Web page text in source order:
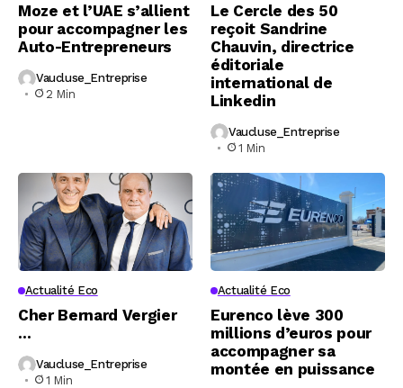
Moze et l’UAE s’allient
pour accompagner les
Auto-Entrepreneurs
Vaucluse_Entreprise
2 Min
Le Cercle des 50
reçoit Sandrine
Chauvin, directrice
éditoriale
international de
Linkedin
Vaucluse_Entreprise
1 Min
Actualité Eco
Cher Bernard Vergier
…
Vaucluse_Entreprise
1 Min
Actualité Eco
Eurenco lève 300
millions d’euros pour
accompagner sa
montée en puissance